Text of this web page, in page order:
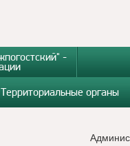
-
Территориальные органы